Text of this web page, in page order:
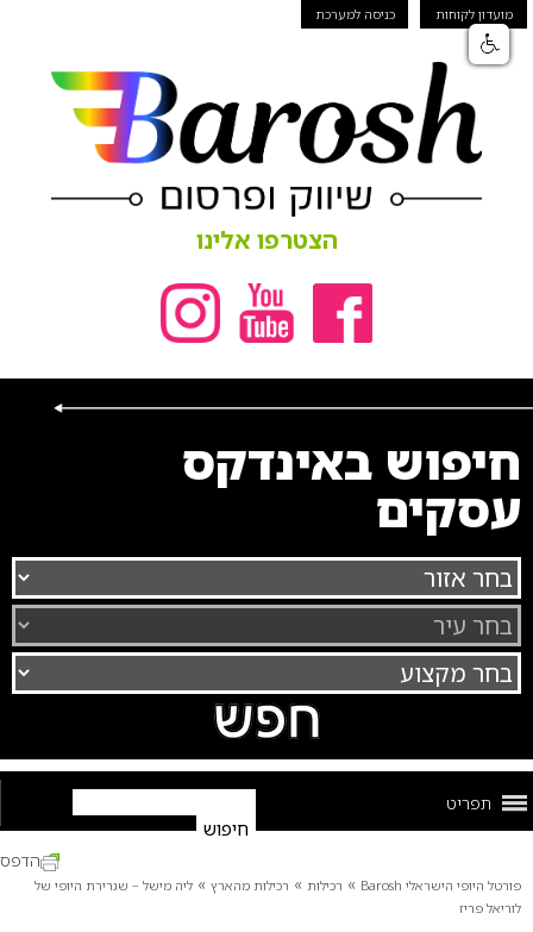
מועדון לקוחות כניסה למערכת
הצטרפו אלינו
חיפוש באינדקס
עסקים
תפריט
פורטל היופי הישראלי Barosh » רכילות » רכילות מהארץ » ליה מישל – שגרירת היופי של
לוריאל פריז
הדפס